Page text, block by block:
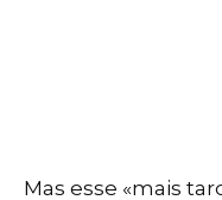
Mas esse «mais